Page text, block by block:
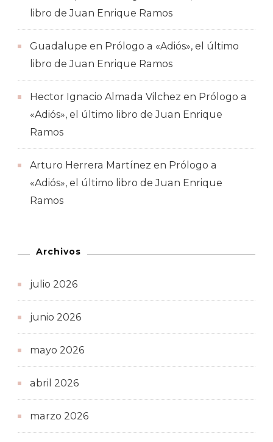
libro de Juan Enrique Ramos
Guadalupe en Prólogo a «Adiós», el último
libro de Juan Enrique Ramos
Hector Ignacio Almada Vilchez en Prólogo a
«Adiós», el último libro de Juan Enrique
Ramos
Arturo Herrera Martínez en Prólogo a
«Adiós», el último libro de Juan Enrique
Ramos
Archivos
julio 2026
junio 2026
mayo 2026
abril 2026
marzo 2026